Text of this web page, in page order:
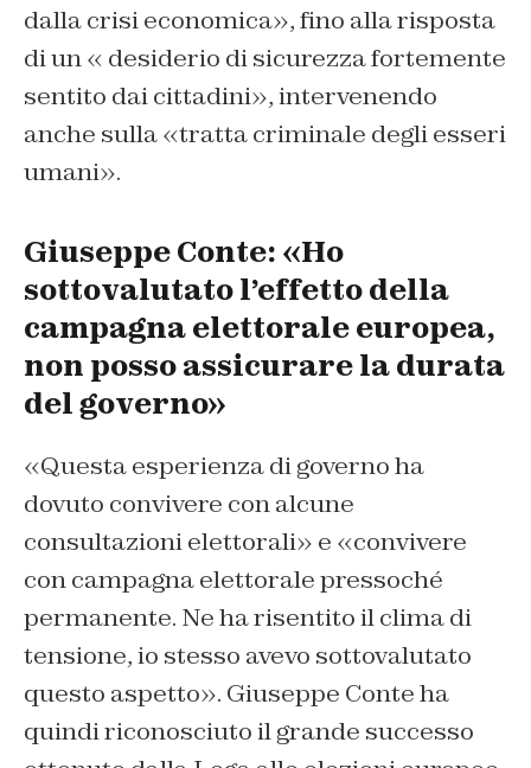
dalla crisi economica», fino alla risposta
di un « desiderio di sicurezza fortemente
sentito dai cittadini», intervenendo
anche sulla «tratta criminale degli esseri
umani».
Giuseppe Conte: «Ho
sottovalutato l’effetto della
campagna elettorale europea,
non posso assicurare la durata
del governo»
«Questa esperienza di governo ha
dovuto convivere con alcune
consultazioni elettorali» e «convivere
con campagna elettorale pressoché
permanente. Ne ha risentito il clima di
tensione, io stesso avevo sottovalutato
questo aspetto». Giuseppe Conte ha
quindi riconosciuto il grande successo